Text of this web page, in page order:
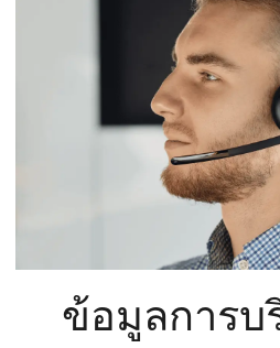
ข้อมูลการบ